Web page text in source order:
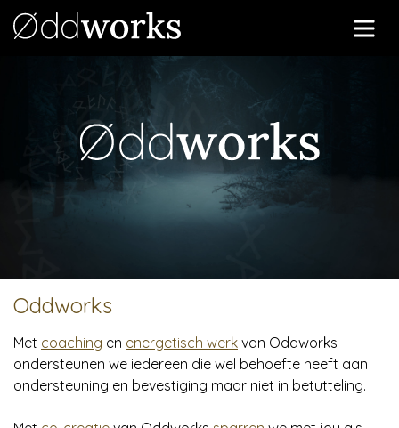
Oddworks
Met coaching en energetisch werk van Oddworks
ondersteunen we iedereen die wel behoefte heeft aan
ondersteuning en bevestiging maar niet in betutteling.